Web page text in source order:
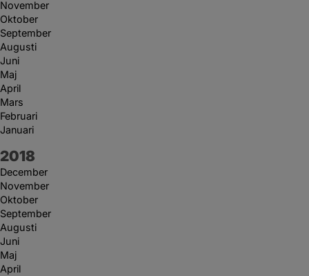
November
Oktober
September
Augusti
Juni
Maj
April
Mars
Februari
Januari
År:
2018
December
November
Oktober
September
Augusti
Juni
Maj
April